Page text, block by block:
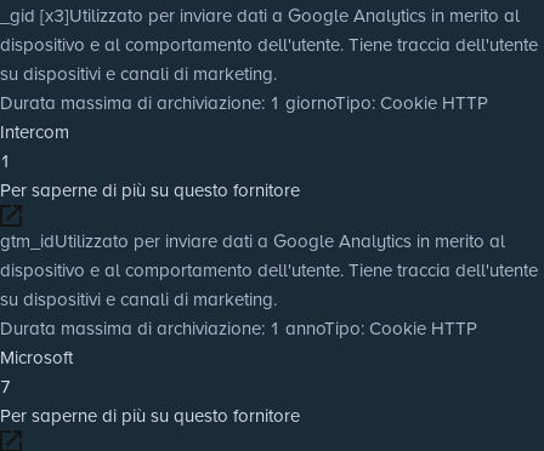
_gid [x3]Utilizzato per inviare dati a Google Analytics in merito al
dispositivo e al comportamento dell'utente. Tiene traccia dell'utente
su dispositivi e canali di marketing.
Durata massima di archiviazione: 1 giornoTipo: Cookie HTTP
Intercom
1
Per saperne di più su questo fornitore
gtm_idUtilizzato per inviare dati a Google Analytics in merito al
dispositivo e al comportamento dell'utente. Tiene traccia dell'utente
su dispositivi e canali di marketing.
Durata massima di archiviazione: 1 annoTipo: Cookie HTTP
Microsoft
7
Per saperne di più su questo fornitore